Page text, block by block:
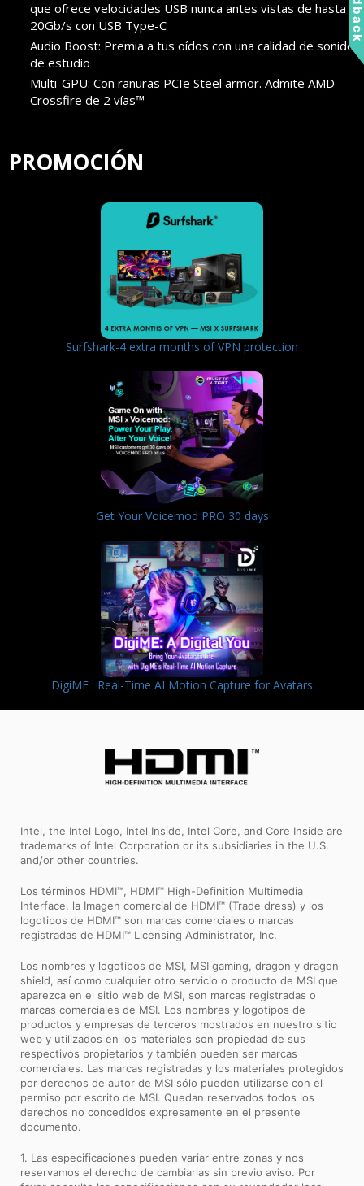
que ofrece velocidades USB nunca antes vistas de hasta
20Gb/s con USB Type-C
Audio Boost: Premia a tus oídos con una calidad de sonido
de estudio
Multi-GPU: Con ranuras PCIe Steel armor. Admite AMD
Crossfire de 2 vías™
PROMOCIÓN
Surfshark-4 extra months of VPN protection
Get Your Voicemod PRO 30 days
DigiME : Real-Time AI Motion Capture for Avatars
Intel, the Intel Logo, Intel Inside, Intel Core, and Core Inside are
trademarks of Intel Corporation or its subsidiaries in the U.S.
and/or other countries.
Los términos HDMI™, HDMI™ High-Definition Multimedia
Interface, la Imagen comercial de HDMI™ (Trade dress) y los
logotipos de HDMI™ son marcas comerciales o marcas
registradas de HDMI™ Licensing Administrator, Inc.
Los nombres y logotipos de MSI, MSI gaming, dragon y dragon
shield, así como cualquier otro servicio o producto de MSI que
aparezca en el sitio web de MSI, son marcas registradas o
marcas comerciales de MSI. Los nombres y logotipos de
productos y empresas de terceros mostrados en nuestro sitio
web y utilizados en los materiales son propiedad de sus
respectivos propietarios y también pueden ser marcas
comerciales. Las marcas registradas y los materiales protegidos
por derechos de autor de MSI sólo pueden utilizarse con el
permiso por escrito de MSI. Quedan reservados todos los
derechos no concedidos expresamente en el presente
documento.
1. Las especificaciones pueden variar entre zonas y nos
reservamos el derecho de cambiarlas sin previo aviso. Por